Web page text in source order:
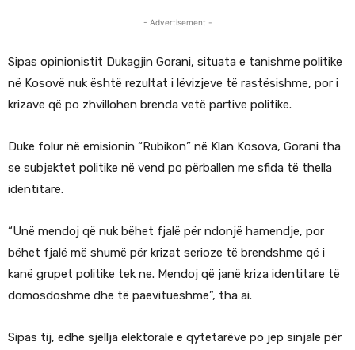
- Advertisement -
Sipas opinionistit Dukagjin Gorani, situata e tanishme politike
në Kosovë nuk është rezultat i lëvizjeve të rastësishme, por i
krizave që po zhvillohen brenda vetë partive politike.
Duke folur në emisionin “Rubikon” në Klan Kosova, Gorani tha
se subjektet politike në vend po përballen me sfida të thella
identitare.
“Unë mendoj që nuk bëhet fjalë për ndonjë hamendje, por
bëhet fjalë më shumë për krizat serioze të brendshme që i
kanë grupet politike tek ne. Mendoj që janë kriza identitare të
domosdoshme dhe të paevitueshme”, tha ai.
Sipas tij, edhe sjellja elektorale e qytetarëve po jep sinjale për